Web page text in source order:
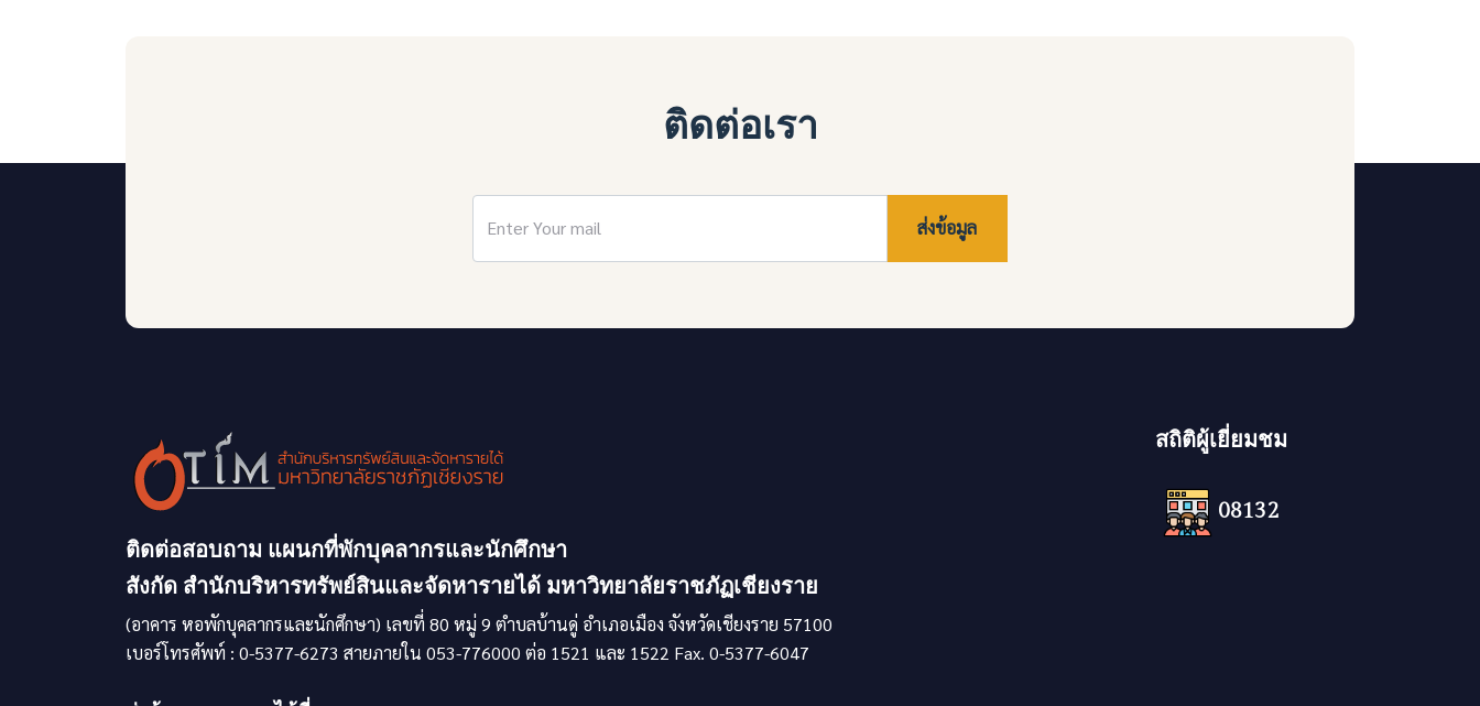
ติดต่อเรา
ส่งข้อมูล
ติดต่อสอบถาม แผนกที่พักบุคลากรและนักศึกษา
สังกัด สำนักบริหารทรัพย์สินและจัดหารายได้ มหาวิทยาลัยราชภัฏเชียงราย
(อาคาร หอพักบุคลากรและนักศึกษา) เลขที่ 80 หมู่ 9 ตำบลบ้านดู่ อำเภอเมือง จังหวัดเชียงราย 57100
เบอร์โทรศัพท์ : 0-5377-6273 สายภายใน 053-776000 ต่อ 1521 และ 1522 Fax. 0-5377-6047
สถิติผู้เยี่ยมชม
08132